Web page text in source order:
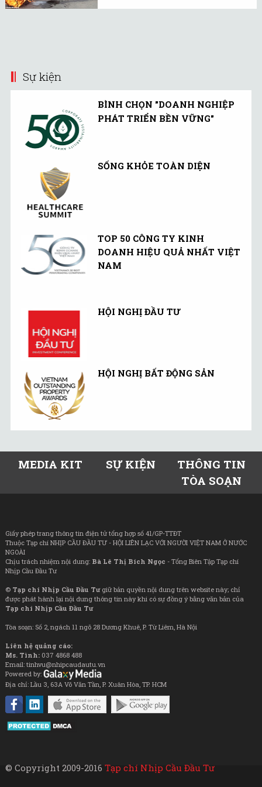
Sự kiện
BÌNH CHỌN "DOANH NGHIỆP
PHÁT TRIỂN BỀN VỮNG"
SỐNG KHỎE TOÀN DIỆN
TOP 50 CÔNG TY KINH
DOANH HIỆU QUẢ NHẤT VIỆT
NAM
HỘI NGHỊ ĐẦU TƯ
HỘI NGHỊ BẤT ĐỘNG SẢN
MEDIA KIT SỰ KIỆN
THÔNG TIN
TÒA SOẠN
Giấy phép trang thông tin điện tử tổng hợp số 41/GP-TTĐT
Thuộc Tạp chí NHỊP CẦU ĐẦU TƯ - HỘI LIÊN LẠC VỚI NGƯỜI VIỆT NAM Ở NƯỚC
NGOÀI
Chịu trách nhiệm nội dung: Bà Lê Thị Bích Ngọc - Tổng Biên Tập Tạp chí
Nhịp Cầu Đầu Tư
© Tạp chí Nhịp Cầu Đầu Tưgiữ bản quyền nội dung trên website này; chỉ
được phát hành lại nội dung thông tin này khi có sự đồng ý bằng văn bản của
Tạp chí Nhịp Cầu Đầu Tư
Tòa soạn: Số 2, ngách 11 ngõ 28 Dương Khuê, P. Từ Liêm, Hà Nội
Liên hệ quảng cáo:
Ms. Tình: 037 4868 488
Email: tinhvu@nhipcaudautu.vn
Powered by:
Địa chỉ: Lầu 3, 63A Võ Văn Tần, P. Xuân Hòa, TP. HCM
© Copyright 2009-2016 Tạp chí Nhịp Cầu Đầu Tư